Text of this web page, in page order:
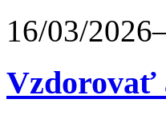
16/03/
Vzdorovať